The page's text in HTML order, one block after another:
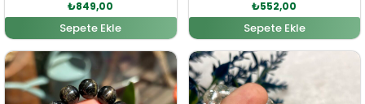
₺849,00
Sepete Ekle
₺552,00
Sepete Ekle
Orijinal fiyat: ₺3.289,00.Şu andaki fiyat: ₺2.990,00.Orijinal fiyat:Şu andaki